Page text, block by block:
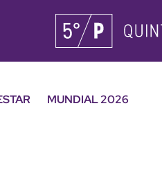
MUNDIAL 2026